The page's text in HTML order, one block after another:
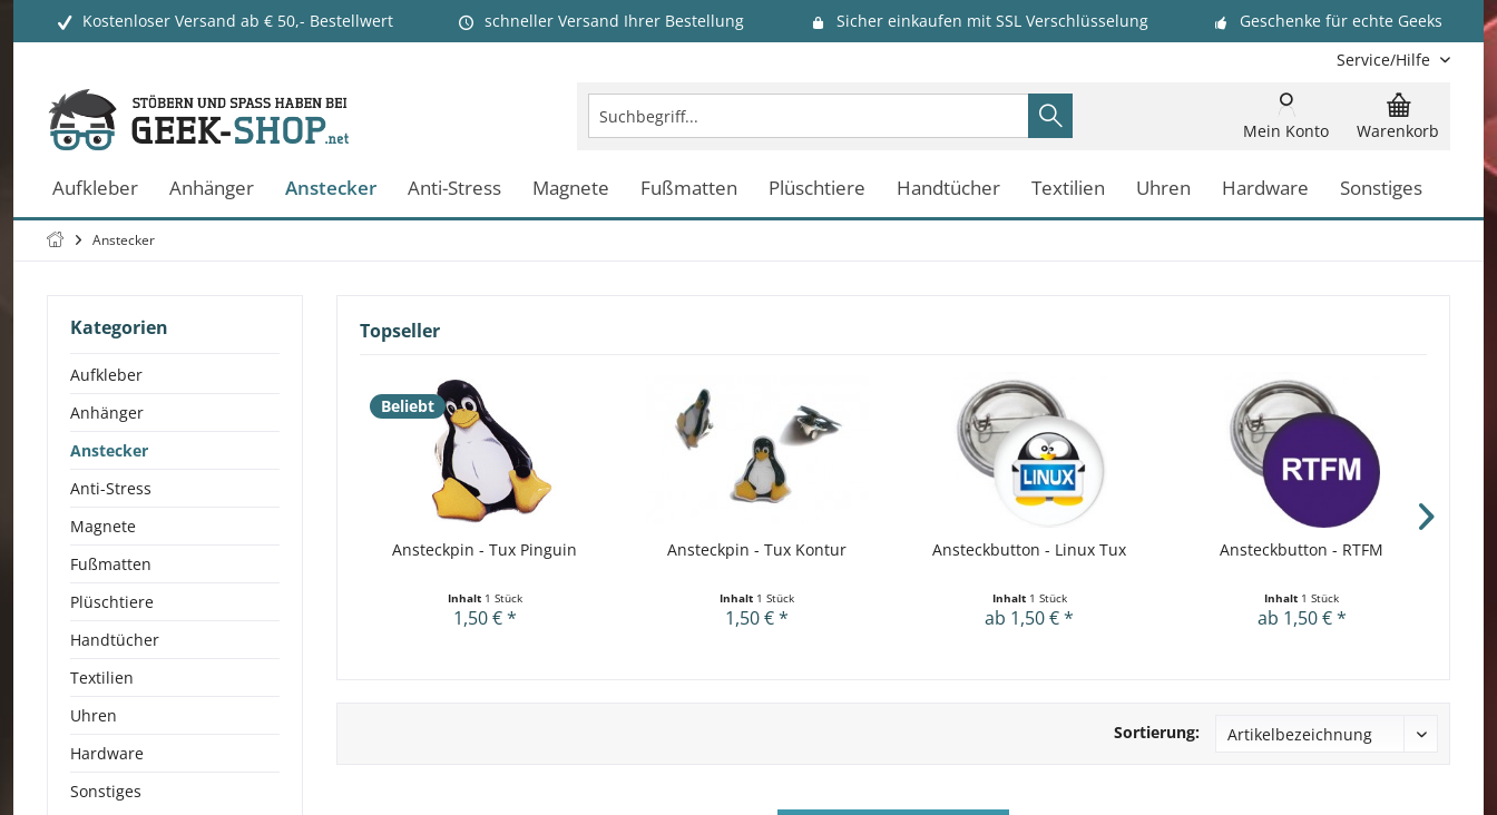
Kostenloser Versand ab € 50,- Bestellwert schneller Versand Ihrer Bestellung Sicher einkaufen mit SSL Verschlüsselung
Geschenke für echte Geeks
Service/Hilfe
Warenkorb
Mein Konto
Aufkleber Anhänger Anstecker Anti-Stress Magnete Fußmatten Plüschtiere Handtücher Textilien Uhren Hardware Sonstiges
Anstecker
Kategorien
Aufkleber
Anhänger
Anstecker
Anti-Stress
Magnete
Fußmatten
Plüschtiere
Handtücher
Textilien
Uhren
Hardware
Sonstiges
Topseller
Beliebt
Ansteckpin - Tux Pinguin
Inhalt 1 Stück
1,50 € *
Ansteckpin - Tux Kontur
Inhalt 1 Stück
1,50 € *
Ansteckbutton - Linux Tux
Inhalt 1 Stück
ab 1,50 € *
Ansteckbutton - RTFM
Inhalt 1 Stück
ab 1,50 € *
Sortierung: